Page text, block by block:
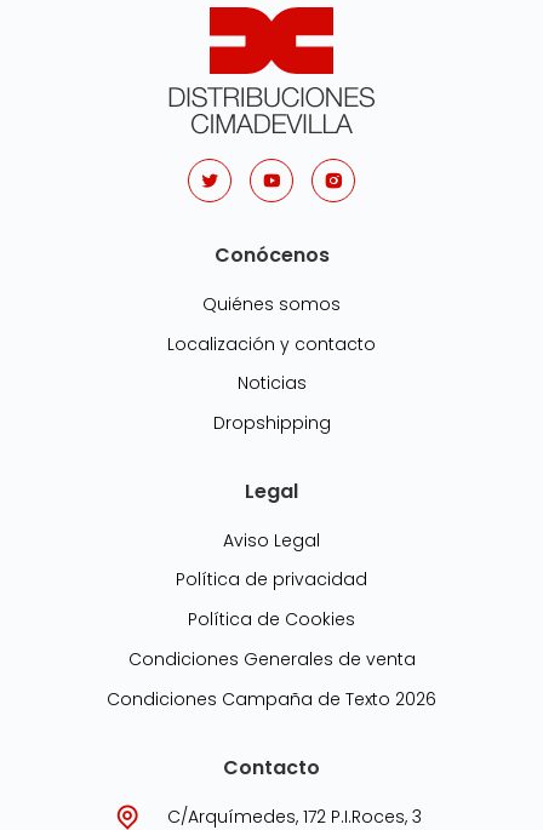
Conócenos
Quiénes somos
Localización y contacto
Noticias
Dropshipping
Legal
Aviso Legal
Política de privacidad
Política de Cookies
Condiciones Generales de venta
Condiciones Campaña de Texto 2026
Contacto
C/Arquímedes, 172 P.I.Roces, 3